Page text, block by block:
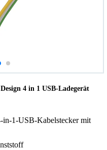
4 in 1 USB-Ladegerät
in-1-USB-Kabelstecker mit